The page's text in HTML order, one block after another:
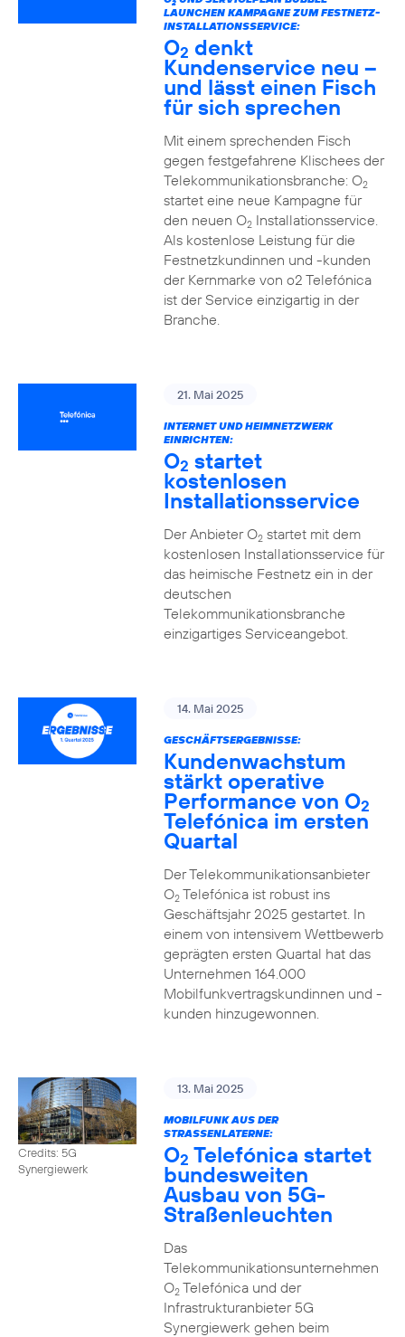
2
LAUNCHEN KAMPAGNE ZUM FESTNETZ-
INSTALLATIONSSERVICE:
O2 denkt
Kundenservice neu –
und lässt einen Fisch
für sich sprechen
Mit einem sprechenden Fisch
gegen festgefahrene Klischees der
Telekommunikationsbranche: O2
startet eine neue Kampagne für
den neuen O2Installationsservice.
Als kostenlose Leistung für die
Festnetzkundinnen und -kunden
der Kernmarke von o2 Telefónica
ist der Service einzigartig in der
Branche.
21. Mai 2025
INTERNET UND HEIMNETZWERK
EINRICHTEN:
O2 startet
kostenlosen
Installationsservice
Der Anbieter O2startet mit dem
kostenlosen Installationsservice für
das heimische Festnetz ein in der
deutschen
Telekommunikationsbranche
einzigartiges Serviceangebot.
14. Mai 2025
GESCHÄFTSERGEBNISSE:
Kundenwachstum
stärkt operative
Performance von O2
Telefónica im ersten
Quartal
Der Telekommunikationsanbieter
O2Telefónica ist robust ins
Geschäftsjahr 2025 gestartet. In
einem von intensivem Wettbewerb
geprägten ersten Quartal hat das
Unternehmen 164.000
Mobilfunkvertragskundinnen und -
kunden hinzugewonnen.
Credits: 5G
Synergiewerk
13. Mai 2025
MOBILFUNK AUS DER
STRASSENLATERNE:
O2 Telefónica startet
bundesweiten
Ausbau von 5G-
Straßenleuchten
Das
Telekommunikationsunternehmen
O2Telefónica und der
Infrastrukturanbieter 5G
Synergiewerk gehen beim